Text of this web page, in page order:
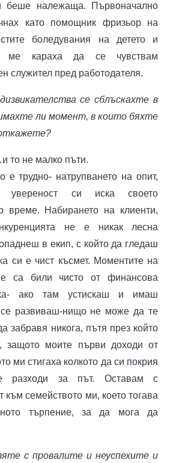
беше належаща. Първоначално
като помощник фризьор на
боледувания на детето и
ме караха да се чувствам
служител пред работодателя.
се сблъскахте в
ли момент, в които бяхте
то не малко пъти.
е трудно- натрупването на опит,
увереност си иска своето
време. Набирането на клиенти,
не е никак лесна
в екип, с който да гледаш
си е чист късмет. Моментите на
са били чисто от финансова
ако там устискаш и имаш
развиваш-нищо не може да те
забравя никога, пътя през който
защото моите първи доходи от
ми стигаха колкото да си покрия
разходи за път. Оставам с
към семейството ми, което тогава
търпение, за да мога да
с провалите и неуспехите и